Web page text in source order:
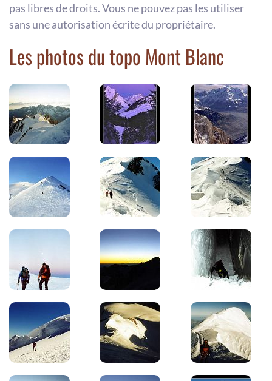
pas libres de droits. Vous ne pouvez pas les utiliser
sans une autorisation écrite du propriétaire.
Les photos du topo Mont Blanc